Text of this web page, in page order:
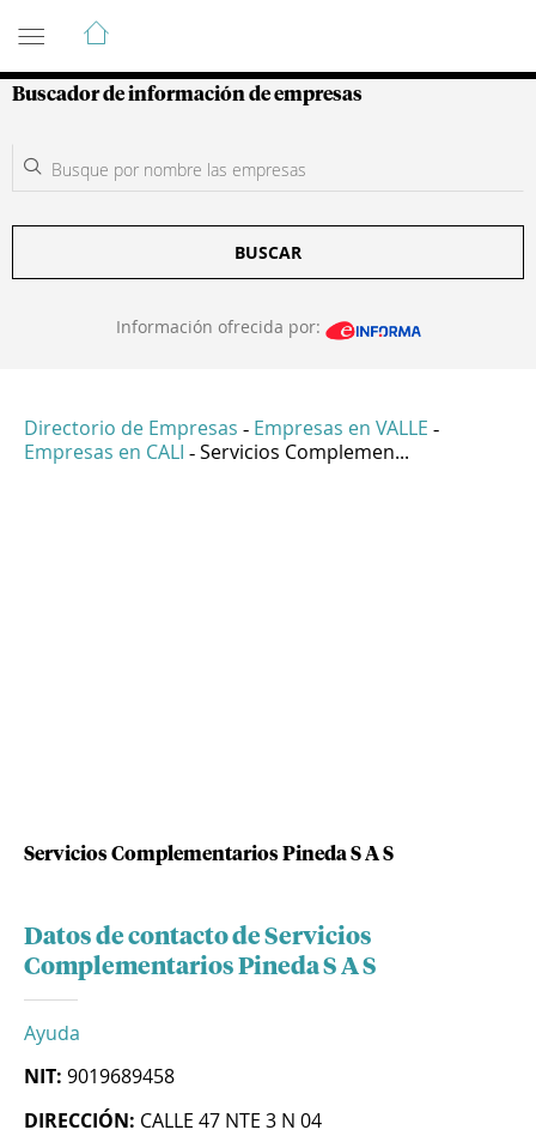
Guía de Empresas Colombianas
Buscador de información de empresas
BUSCAR
Información ofrecida por:
Directorio de Empresas - Empresas en VALLE -
Empresas en CALI - Servicios Complemen...
Servicios Complementarios Pineda S A S
Datos de contacto de Servicios
Complementarios Pineda S A S
Ayuda
NIT: 9019689458
DIRECCIÓN: CALLE 47 NTE 3 N 04